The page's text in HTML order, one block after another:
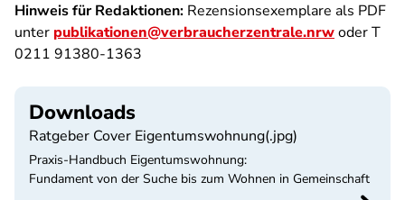
Hinweis für Redaktionen: Rezensionsexemplare als PDF
unter publikationen@verbraucherzentrale.nrwoder T
0211 91380-1363
Downloads
Ratgeber Cover Eigentumswohnung(.jpg)
Praxis-Handbuch Eigentumswohnung:
Fundament von der Suche bis zum Wohnen in Gemeinschaft